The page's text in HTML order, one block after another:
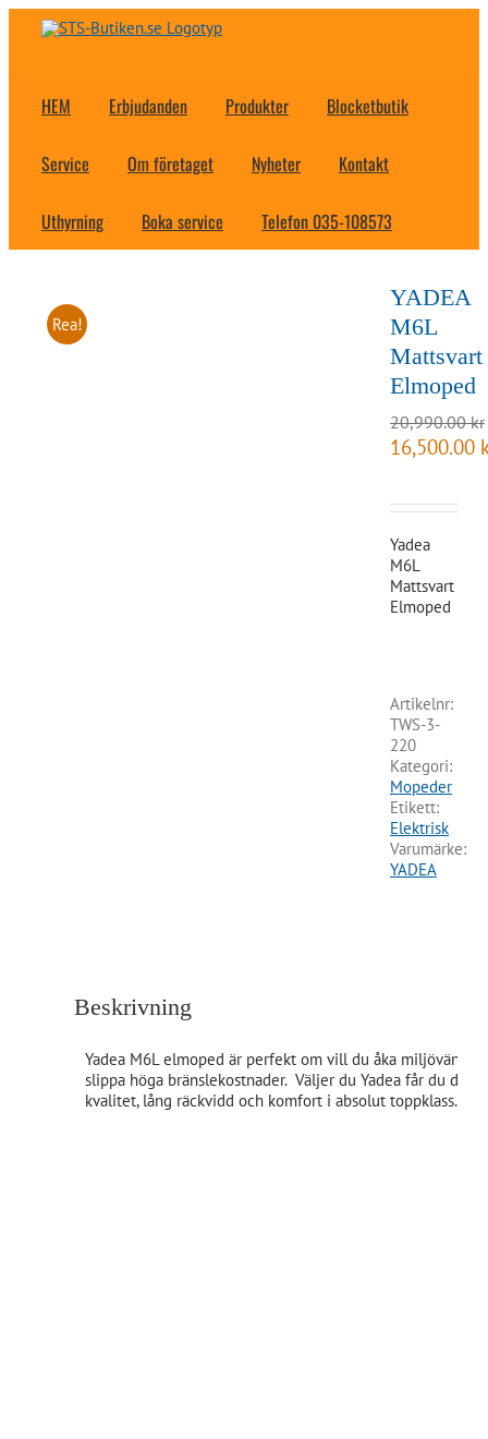
Fortsätt
HEM Erbjudanden Produkter Blocketbutik
Service Om företaget Nyheter Kontakt
Uthyrning Boka service Telefon 035-108573
Rea!
YADEA
M6L
Mattsvart
Elmoped
20,990.00kr
Det
ursprungliga
var:
16,500.00
Yadea
M6L
Mattsvart
Elmoped
Artikelnr:
TWS-3-
220
Kategori:
Mopeder
Etikett:
Elektrisk
Varumärke:
YADEA
Beskrivning
Yadea M6L elmoped är perfekt om vill du åka miljövänligt
slippa höga bränslekostnader. Väljer du Yadea får du
kvalitet, lång räckvidd och komfort i absolut toppklass.